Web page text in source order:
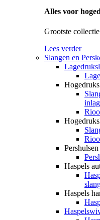
Alles voor
Grootste
Lees verder
Slangen en
Haspels
Haspels